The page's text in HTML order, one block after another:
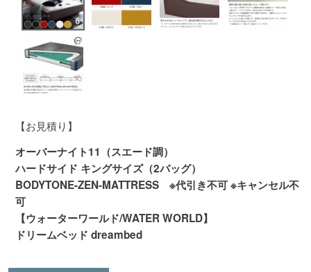
【お見積り】
オーバーナイト11（スエード調）
ハードサイド キングサイズ（2バッグ）
BODYTONE-ZEN-MATTRESS ※代引き不可 ※キャンセル不
可
【ウォーターワールド/WATER WORLD】
ドリームベッド dreambed